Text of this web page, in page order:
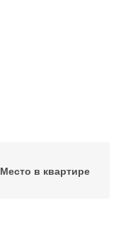
Место в квартире